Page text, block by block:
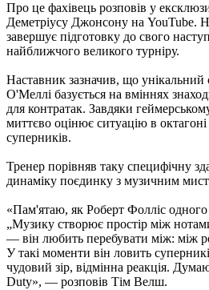
Про це фахівець розповів у
Деметріусу Джонсону на YouTube.
завершує підготовку до свого
найближчого великого турніру.
Наставник зазначив, що
О'Меллі базується на вміннях
для контратак. Завдяки
миттєво оцінює ситуацію в
суперників.
Тренер порівняв таку специфічну
динаміку поєдинку з музичним
«Пам'ятаю, як Роберт Фолліс одного
„Музику створює простір між
— він любить перебувати між: між
У такі моменти він ловить
чудовий зір, відмінна реакція.
Duty», — розповів Тім Велш.